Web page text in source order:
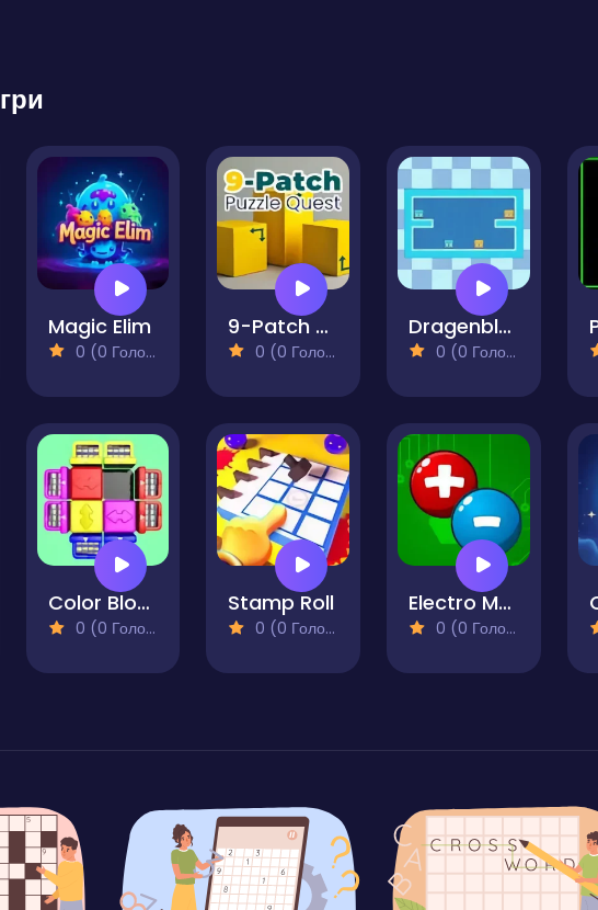
Magic Elim
0 (0 Голосів)
9-Patch Puzzle Quest
0 (0 Голосів)
Dragenblast
0 (0 Голосів)
Color Block Jam
0 (0 Голосів)
Stamp Roll
0 (0 Голосів)
Electro Match
0 (0 Голосів)